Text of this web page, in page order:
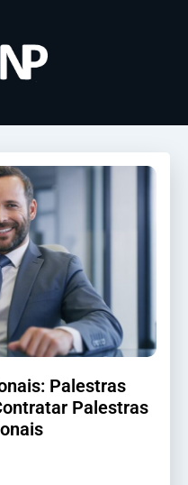
Palestras
Palestras